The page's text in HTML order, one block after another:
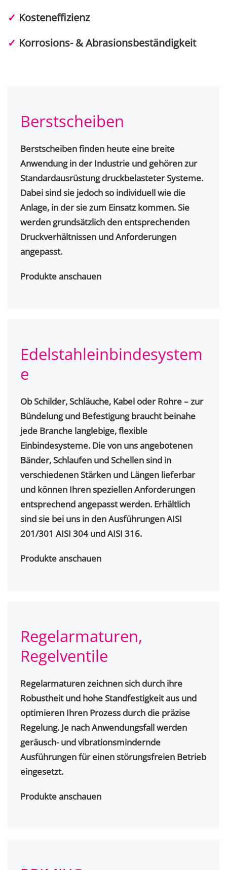
✓ Kosteneffizienz
✓ Korrosions- & Abrasionsbeständigkeit
Berstscheiben
Berstscheiben finden heute eine breite
Anwendung in der Industrie und gehören zur
Standardausrüstung druckbelasteter Systeme.
Dabei sind sie jedoch so individuell wie die
Anlage, in der sie zum Einsatz kommen. Sie
werden grundsätzlich den entsprechenden
Druckverhältnissen und Anforderungen
angepasst.
Produkte anschauen
Edelstahleinbindesystem
e
Ob Schilder, Schläuche, Kabel oder Rohre – zur
Bündelung und Befestigung braucht beinahe
jede Branche langlebige, flexible
Einbindesysteme. Die von uns angebotenen
Bänder, Schlaufen und Schellen sind in
verschiedenen Stärken und Längen lieferbar
und können Ihren speziellen Anforderungen
entsprechend angepasst werden. Erhältlich
sind sie bei uns in den Ausführungen AISI
201/301 AISI 304 und AISI 316.
Produkte anschauen
Regelarmaturen,
Regelventile
Regelarmaturen zeichnen sich durch ihre
Robustheit und hohe Standfestigkeit aus und
optimieren Ihren Prozess durch die präzise
Regelung. Je nach Anwendungsfall werden
geräusch- und vibrationsmindernde
Ausführungen für einen störungsfreien Betrieb
eingesetzt.
Produkte anschauen